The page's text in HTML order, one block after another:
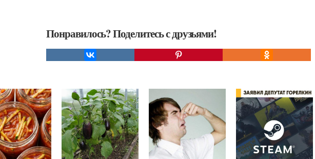
Понравилось? Поделитесь с друзьями!